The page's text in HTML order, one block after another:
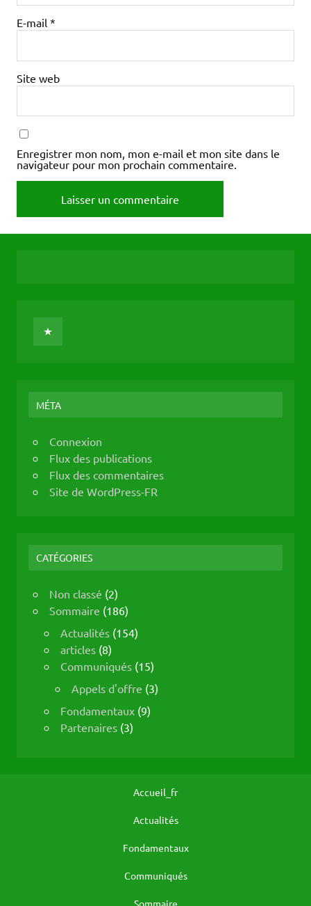
E-mail *
Site web
Enregistrer mon nom, mon e-mail et mon site dans le
navigateur pour mon prochain commentaire.
MÉTA
Connexion
Flux des publications
Flux des commentaires
Site de WordPress-FR
CATÉGORIES
Non classé (2)
Sommaire (186)
Actualités (154)
articles (8)
Communiqués (15)
Appels d'offre (3)
Fondamentaux (9)
Partenaires (3)
Accueil_fr
Actualités
Fondamentaux
Communiqués
Sommaire